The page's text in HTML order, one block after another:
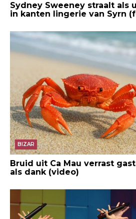
Sydney Sweeney straalt als
in kanten lingerie van Syrn
BIZAR
Bruid uit Ca Mau verrast
als dank (video)